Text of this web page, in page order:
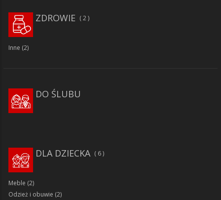
ZDROWIE 2
Inne (2)
DO ŚLUBU
6
DLA DZIECKA
Meble (2)
Odzież i obuwie (2)